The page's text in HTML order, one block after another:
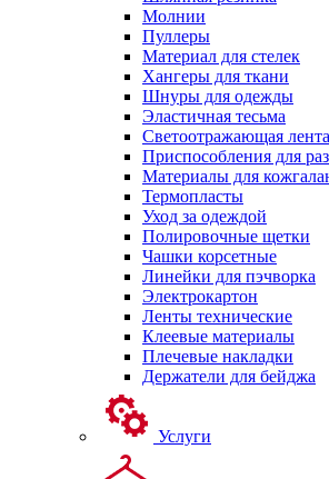
Молнии
Пуллеры
Материал для стелек
Хангеры для ткани
Шнуры для одежды
Эластичная тесьма
Светоотражающая лента
Приспособления для
Материалы для
Термопласты
Уход за одеждой
Полировочные щетки
Чашки корсетные
Линейки для пэчворка
Электрокартон
Ленты технические
Клеевые материалы
Плечевые накладки
Держатели для бейджа
Услуги